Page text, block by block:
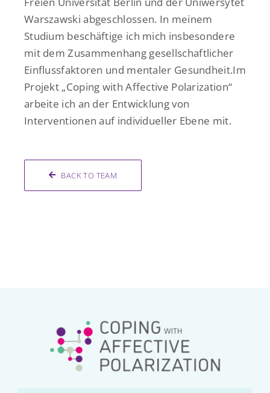
Warszawski abgeschlossen. In meinem
Studium beschäftige ich mich insbesondere
mit dem Zusammenhang gesellschaftlicher
Einflussfaktoren und mentaler Gesundheit.Im
Projekt „Coping with Affective Polarization“
arbeite ich an der Entwicklung von
Interventionen auf individueller Ebene mit.
BACK TO TEAM